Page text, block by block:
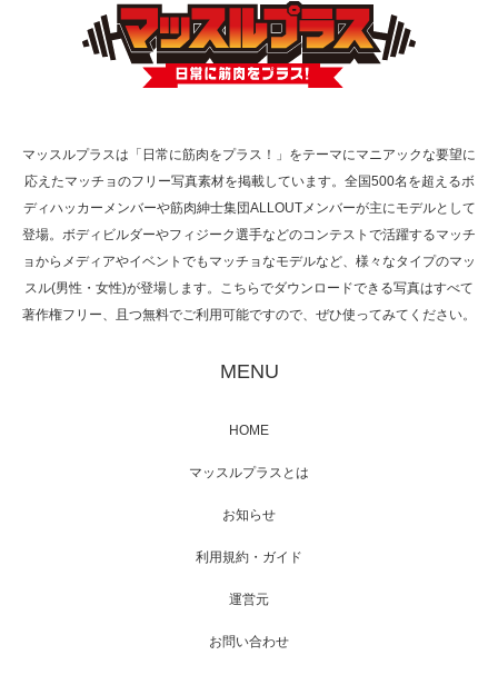
TOKYO FMラジオ番組「ONE MORNING」
で紹介さ…
た（6/8放送）
映画「メカバース」舞台挨拶へマッスルプラ
【TV】NHK BS「COOL JAPAN 」にてマッス
マッスルプラスは「日常に筋肉をプラス！」をテーマにマニアックな要望に
応えたマッチョのフリー写真素材を掲載しています。全国500名を超えるボ
ディハッカーメンバーや筋肉紳士集団ALLOUTメンバーが主にモデルとして
登場。ボディビルダーやフィジーク選手などのコンテストで活躍するマッチ
ョからメディアやイベントでもマッチョなモデルなど、様々なタイプのマッ
スル(男性・女性)が登場します。こちらでダウンロードできる写真はすべて
著作権フリー、且つ無料でご利用可能ですので、ぜひ使ってみてください。
MENU
HOME
マッスルプラスとは
お知らせ
利用規約・ガイド
運営元
お問い合わせ